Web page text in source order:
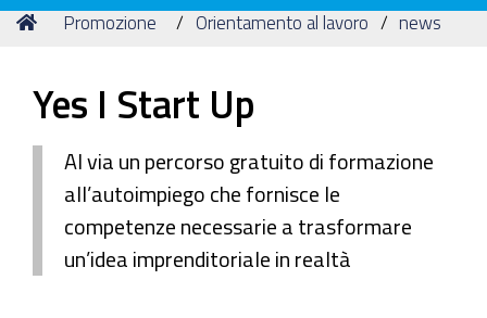
Commercio
Tu
Home
Promozione Orientamento al lavoro news
Yes I Start Up
Al via un percorso gratuito di formazione
all’autoimpiego che fornisce le
competenze necessarie a trasformare
un’idea imprenditoriale in realtà